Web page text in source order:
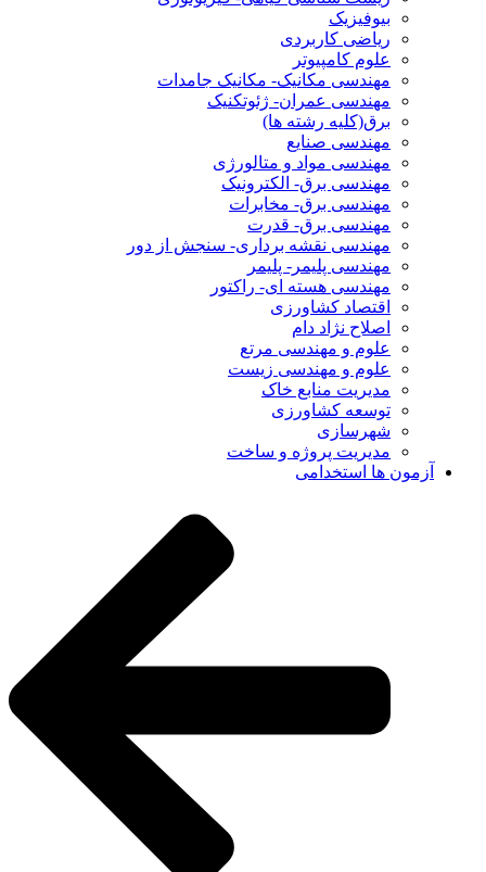
بیوفیزیک
ریاضی کاربردی
علوم کامپیوتر
مهندسی مکانیک- مکانیک جامدات
مهندسی عمران- ژئوتکنیک
برق(کلیه رشته ها)
مهندسی صنایع
مهندسی مواد و متالورژی
مهندسی برق- الکترونیک
مهندسی برق- مخابرات
مهندسی برق- قدرت
مهندسی نقشه برداری- سنجش از دور
مهندسی پلیمر- پلیمر
مهندسی هسته ای- راکتور
اقتصاد کشاورزی
اصلاح نژاد دام
علوم و مهندسی مرتع
علوم و مهندسی زیست
مدیریت منابع خاک
توسعه کشاورزی
شهرسازی
مدیریت پروژه و ساخت
آزمون ها استخدامی